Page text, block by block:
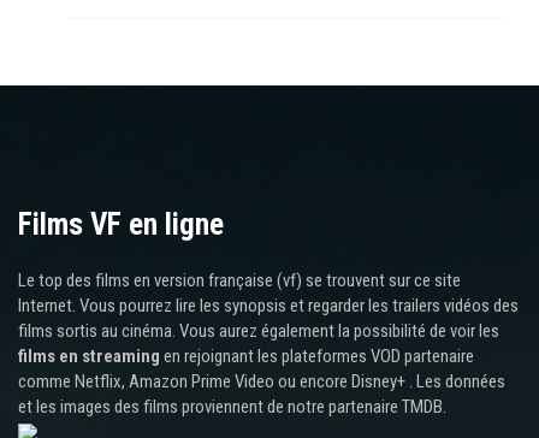
Films VF en ligne
Le top des films en version française (vf) se trouvent sur ce site
Internet. Vous pourrez lire les synopsis et regarder les trailers vidéos des
films sortis au cinéma. Vous aurez également la possibilité de voir les
films en streaming en rejoignant les plateformes VOD partenaire
comme Netflix, Amazon Prime Video ou encore Disney+ . Les données
et les images des films proviennent de notre partenaire TMDB.